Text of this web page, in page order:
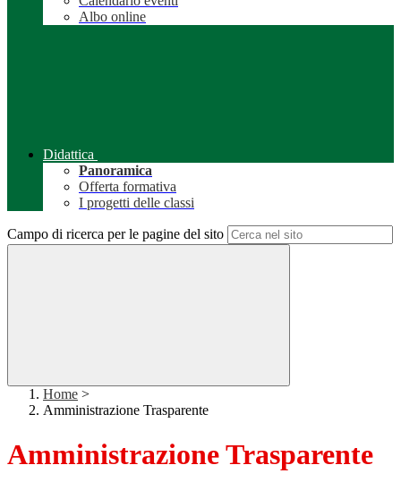
Albo online
Didattica
Panoramica
Offerta formativa
I progetti delle classi
Campo di ricerca per le pagine del sito
Home >
Amministrazione Trasparente
Amministrazione Trasparente